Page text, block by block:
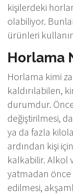
kişilerdeki
olabiliyor.
ürünleri
Horlama
Horlama kimi
kaldırılabilen,
durumdur.
değiştirilmesi,
ya da fazla
ardından kişi için
kalkabilir. Alkol
yatmadan önce
edilmesi,